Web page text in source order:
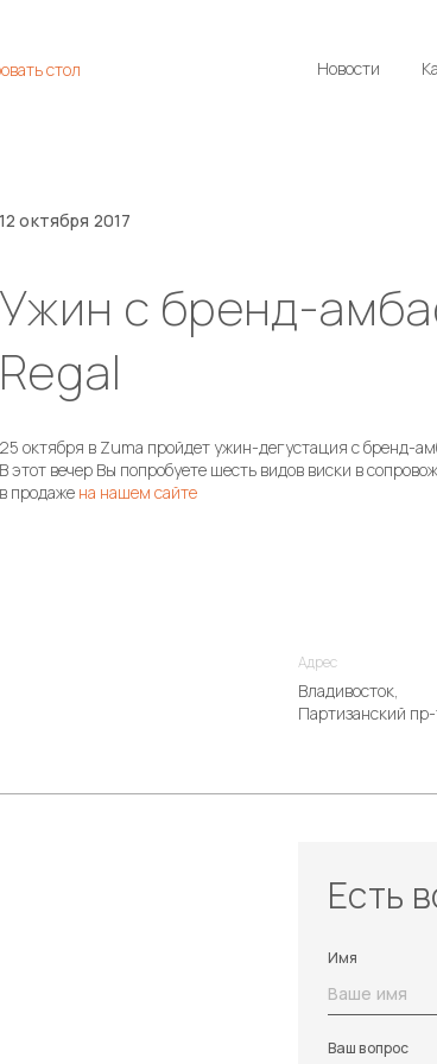
стол Новости
12 октября 2017
Ужин с бренд-
Regal
25 октября в Zuma пройдет ужин-дегустация с бренд-
В этот вечер Вы попробуете шесть видов виски в
в продаже на нашем сайте
Адрес
Владивосток,
Партизанский
Есть
Имя
Ваш вопрос